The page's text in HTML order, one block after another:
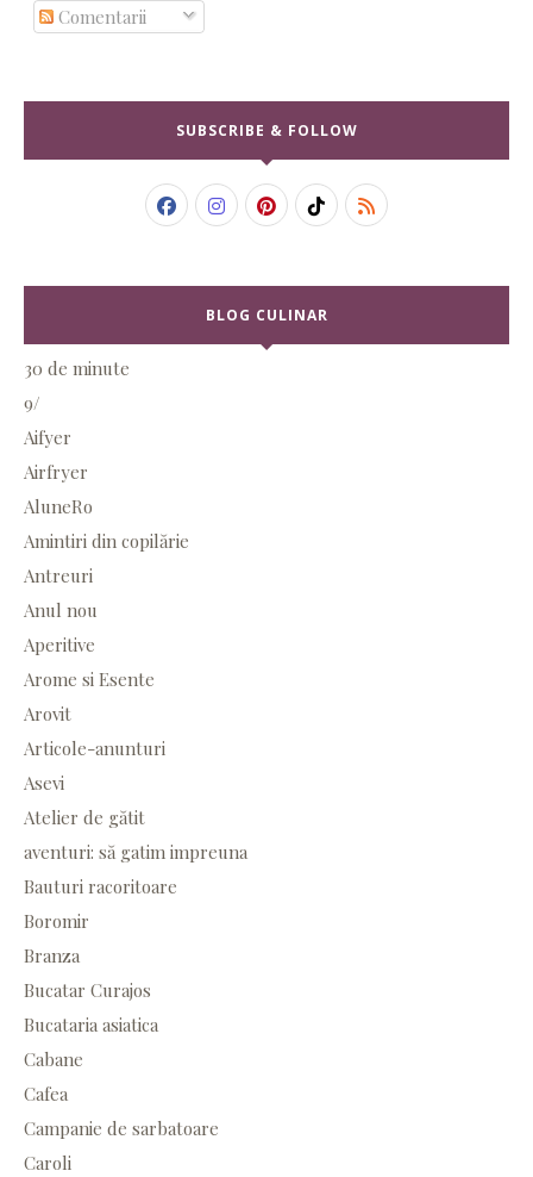
Comentarii
SUBSCRIBE & FOLLOW
BLOG CULINAR
30 de minute
9/
Aifyer
Airfryer
AluneRo
Amintiri din copilărie
Antreuri
Anul nou
Aperitive
Arome si Esente
Arovit
Articole-anunturi
Asevi
Atelier de gătit
aventuri: să gatim impreuna
Bauturi racoritoare
Boromir
Branza
Bucatar Curajos
Bucataria asiatica
Cabane
Cafea
Campanie de sarbatoare
Caroli